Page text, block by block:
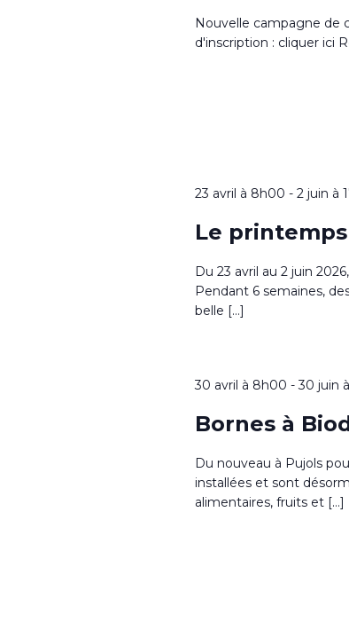
Nouvelle campagne de
d'inscription : cliquer ici
23 avril à 8h00 - 2 juin à
Le
Du 23 avril au 2 juin
Pendant 6 semaines,
belle […]
30 avril à 8h00 -30 juin
Bornes à
Du nouveau à Pujols
installées et sont
alimentaires, fruits et […]